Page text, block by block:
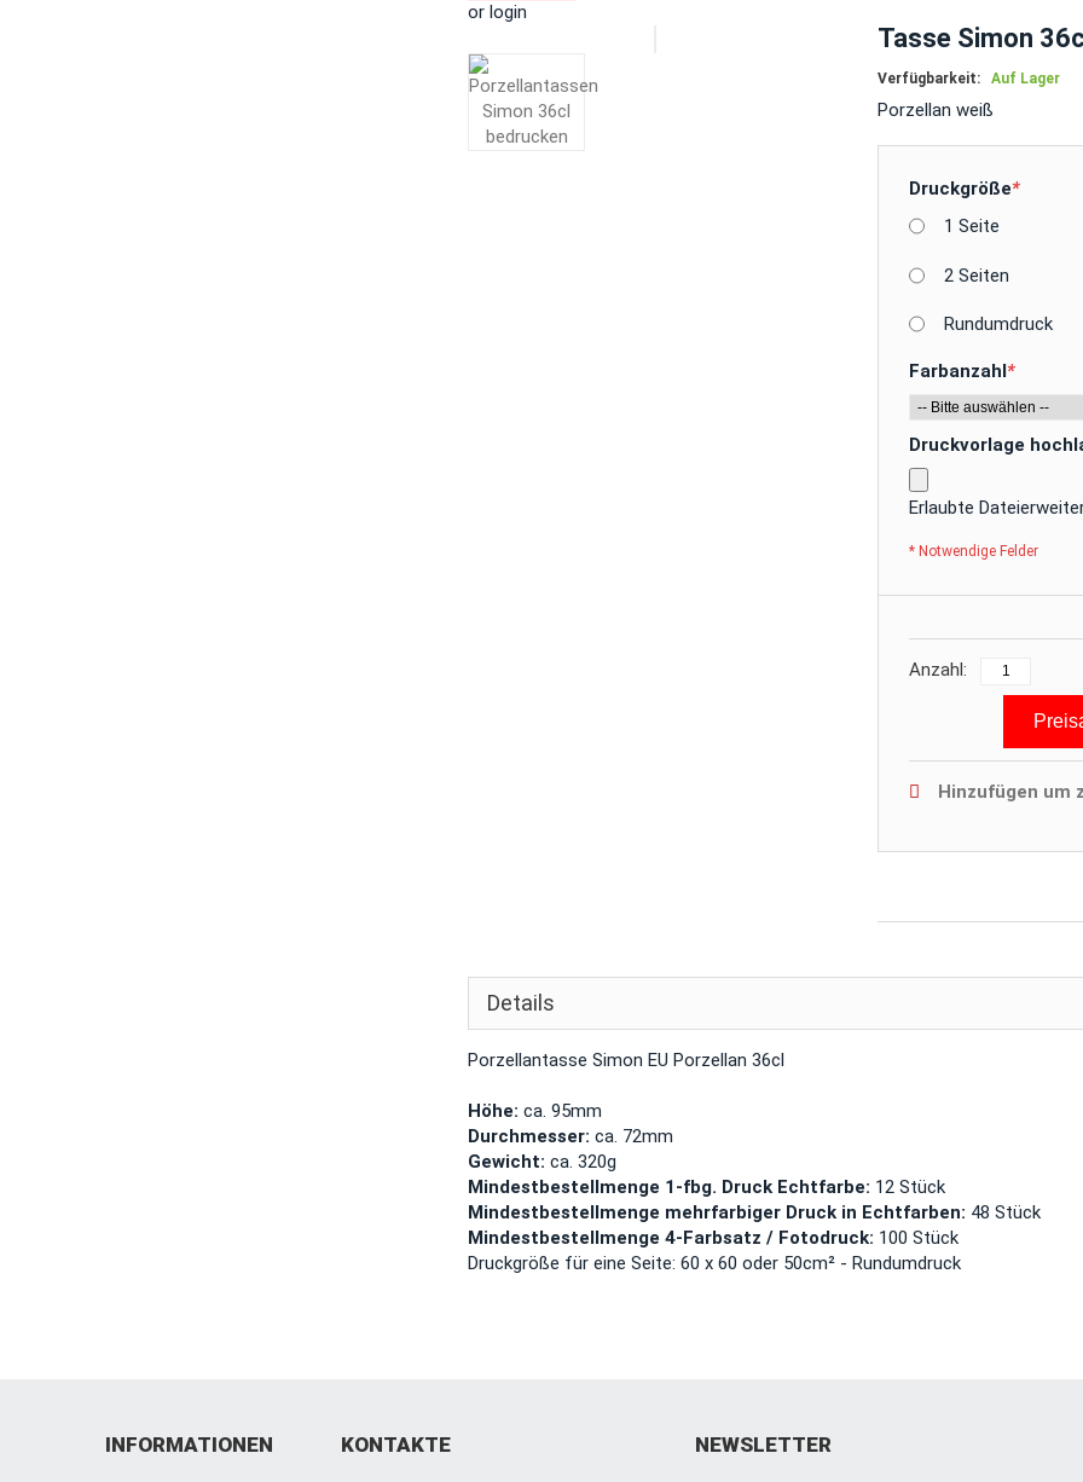
or login
Tasse Simon
Verfügbarkeit: Auf Lager
Porzellan weiß
*
Druckgröße
1 Seite
2 Seiten
Rundumdruck
*
Farbanzahl
Druckvorlage
Erlaubte
* Notwendige Felder
Anzahl:
Hinzufügen um
Details
Porzellantasse Simon EU Porzellan 36cl
Höhe: ca. 95mm
Durchmesser: ca. 72mm
Gewicht: ca. 320g
Mindestbestellmenge 1-fbg. Druck Echtfarbe: 12 Stück
Mindestbestellmenge mehrfarbiger Druck in Echtfarben: 48 Stück
Mindestbestellmenge 4-Farbsatz / Fotodruck: 100 Stück
Druckgröße für eine Seite: 60 x 60 oder 50cm² - Rundumdruck
INFORMATIONEN KONTAKTE NEWSLETTER